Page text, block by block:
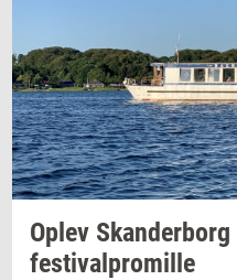
Oplev Skan­der­borg
festi­val­pro­mil­le